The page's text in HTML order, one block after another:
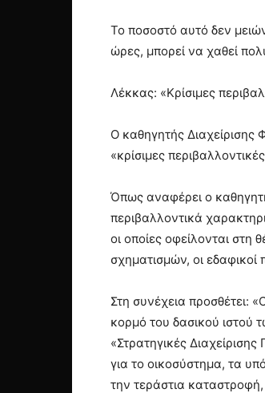
Το ποσοστό αυτό δεν
ώρες, μπορεί να χαθεί
Λέκκας: «Κρίσιμες
Ο καθηγητής
«κρίσιμες
Όπως αναφέρει ο
περιβαλλοντικά
οι οποίες οφείλονται
σχηματισμών, οι εδαφικοί
Στη συνέχεια προσθέτει:
κορμό του δασικού
«Στρατηγικές
για το οικοσύστημα, τα
την τεράστια